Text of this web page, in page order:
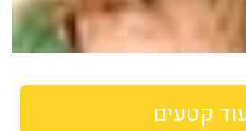
קטעים